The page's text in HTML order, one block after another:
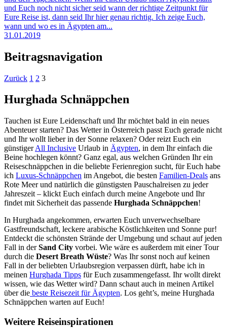
und Euch noch nicht sicher seid wann der richtige Zeitpunkt für
Eure Reise ist, dann seid Ihr hier genau richtig. Ich zeige Euch,
wann und wo es in Ägypten am...
31.01.2019
Beitragsnavigation
Zurück 1 2 3
Hurghada Schnäppchen
Tauchen ist Eure Leidenschaft und Ihr möchtet bald in ein neues
Abenteuer starten? Das Wetter in Österreich passt Euch gerade nicht
und Ihr wollt lieber in der Sonne relaxen? Oder reizt Euch ein
günstigerAll Inclusive Urlaub in Ägypten, in dem Ihr einfach die
Beine hochlegen könnt? Ganz egal, aus welchen Gründen Ihr ein
Reiseschnäppchen in die beliebte Ferienregion sucht, für Euch habe
ich Luxus-Schnäppchen im Angebot, die besten Familien-Deals ans
Rote Meer und natürlich die günstigsten Pauschalreisen zu jeder
Jahreszeit – klickt Euch einfach durch meine Angebote und Ihr
findet mit Sicherheit das passende Hurghada Schnäppchen!
In Hurghada angekommen, erwarten Euch unverwechselbare
Gastfreundschaft, leckere arabische Köstlichkeiten und Sonne pur!
Entdeckt die schönsten Strände der Umgebung und schaut auf jeden
Fall in derSand City vorbei. Wie wäre es außerdem mit einer Tour
durch die Desert Breath Wüste? Was Ihr sonst noch auf keinen
Fall in der beliebten Urlaubsregion verpassen dürft, habe ich in
meinen Hurghada Tipps für Euch zusammengefasst. Ihr wollt direkt
wissen, wie das Wetter wird? Dann schaut auch in meinen Artikel
über die beste Reisezeit für Ägypten. Los geht’s, meine Hurghada
Schnäppchen warten auf Euch!
Weitere Reiseinspirationen